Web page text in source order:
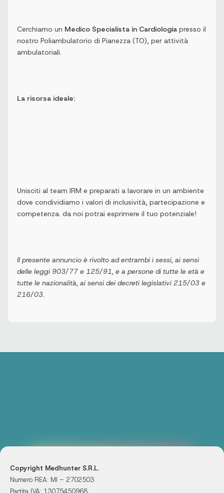
Cerchiamo un Medico Specialista in Cardiologia presso il
nostro Poliambulatorio di Pianezza (TO), per attività
ambulatoriali.
La risorsa ideale:
Unisciti al team IRM e preparati a lavorare in un ambiente
dove condividiamo i valori di inclusività, partecipazione e
competenza. da noi potrai esprimere il tuo potenziale!
Il presente annuncio è rivolto ad entrambi i sessi, ai sensi
delle leggi 903/77 e 125/91, e a persone di tutte le età e
tutte le nazionalità, ai sensi dei decreti legislativi 215/03 e
216/03.
Copyright Medhunter S.R.L.
Numero REA: MI – 2702503
Partita IVA: 13075450968